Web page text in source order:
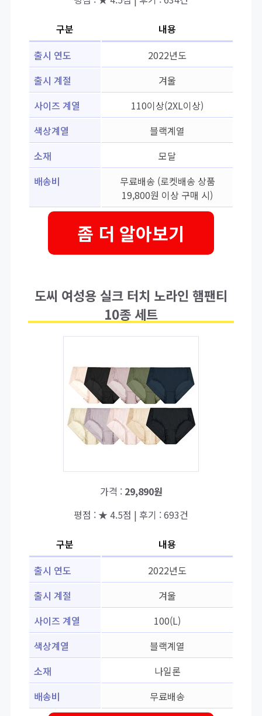
구분
내용
출시 연도
2022년도
출시 계절
겨울
사이즈 계열
110이상(2XL이상)
색상계열
블랙계열
소재
모달
배송비
무료배송 (로켓배송 상품
19,800원 이상 구매 시)
좀 더 알아보기
도씨 여성용 실크 터치 노라인 햄팬티
10종 세트
가격 : 29,890원
평점 : ★ 4.5점 | 후기 : 693건
구분
내용
출시 연도
2022년도
출시 계절
겨울
사이즈 계열
100(L)
색상계열
블랙계열
소재
나일론
배송비
무료배송